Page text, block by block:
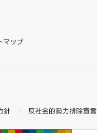
マップ
針 反社会的勢力排除宣言